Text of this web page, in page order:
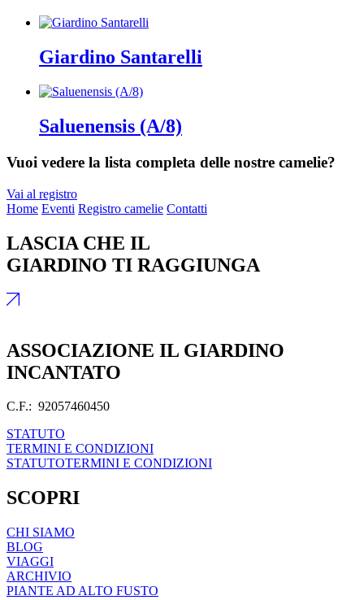
Giardino Santarelli
Saluenensis (A/8)
Vuoi vedere la lista completa delle nostre camelie?
Vai al registro
Home Eventi Registro camelie Contatti
LASCIA CHE IL
GIARDINO TI RAGGIUNGA
ASSOCIAZIONE IL GIARDINO
INCANTATO
C.F.: 92057460450
STATUTO
TERMINI E CONDIZIONI
STATUTOTERMINI E CONDIZIONI
SCOPRI
CHI SIAMO
BLOG
VIAGGI
ARCHIVIO
PIANTE AD ALTO FUSTO